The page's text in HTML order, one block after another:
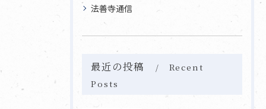
法善寺通信
最近の投稿
Recent
Posts